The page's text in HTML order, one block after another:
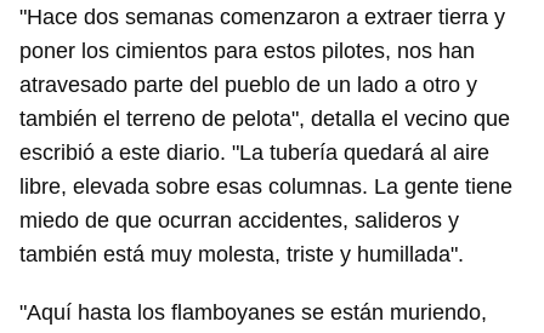
"Hace dos semanas comenzaron a extraer tierra y
poner los cimientos para estos pilotes, nos han
atravesado parte del pueblo de un lado a otro y
también el terreno de pelota", detalla el vecino que
escribió a este diario. "La tubería quedará al aire
libre, elevada sobre esas columnas. La gente tiene
miedo de que ocurran accidentes, salideros y
también está muy molesta, triste y humillada".
"Aquí hasta los flamboyanes se están muriendo,